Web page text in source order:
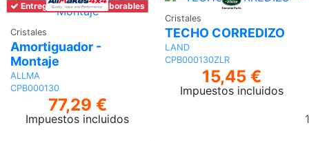
Entrega en 6-7 días laborables
Cristales
Amortiguador -
Montaje
ALLMA
CPB000130
77,29 €
Impuestos incluidos
Cristales
TECHO CORREDIZO
LAND
CPB000130ZLR
15,45 €
Impuestos incluidos